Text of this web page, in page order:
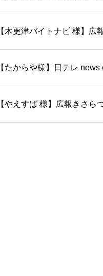
【木更津バイトナビ 様】広
【たからや様】日テレ
【やえすば 様】広報きさら